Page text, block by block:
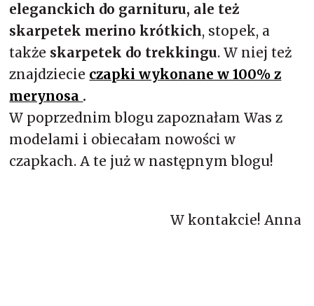
eleganckich do garnituru, ale też
skarpetek merino krótkich, stopek, a
także skarpetek do trekkingu. W niej też
znajdziecie czapki wykonane w 100% z
merynosa .
W poprzednim blogu zapoznałam Was z
modelami i obiecałam nowości w
czapkach. A te już w następnym blogu!
W kontakcie! Anna